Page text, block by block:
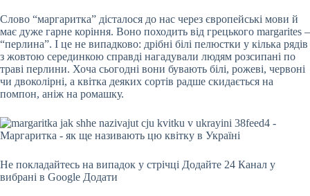
Слово “маргаритка” дісталося до нас через європейські мови й
має дуже гарне коріння. Воно походить від грецького margarites –
“перлина”. І це не випадково: дрібні білі пелюстки у кілька рядів
з жовтою серединкою справді нагадували людям розсипані по
траві перлини. Хоча сьогодні вони бувають білі, рожеві, червоні
чи двоколірні, а квітка деяких сортів радше скидається на
помпон, аніж на ромашку.
Не покладайтесь на випадок у стрічці Додайте 24 Канал у
вибрані в Google Додати